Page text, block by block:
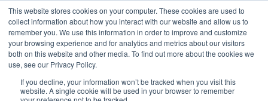
This website stores cookies on your computer. These cookies are used to
collect information about how you interact with our website and allow us to
remember you. We use this information in order to improve and customize
your browsing experience and for analytics and metrics about our visitors
both on this website and other media. To find out more about the cookies we
use, see our Privacy Policy.
If you decline, your information won’t be tracked when you visit this
website. A single cookie will be used in your browser to remember
Skip
to
content
2155 9055
預約